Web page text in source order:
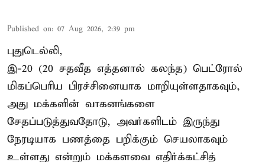
Published on: 07 Aug 2026, 2:39 pm
புதுடெல்லி,
இ-20 (20 சதவீத எத்தனால் கலந்த) பெட்ரோல்
மிகப்பெரிய பிரச்சினையாக மாறியுள்ளதாகவும்,
அது மக்களின் வாகனங்களை
சேதப்படுத்துவதோடு, அவர்களிடம் இருந்து
நேரடியாக பணத்தை பறிக்கும் செயலாகவும்
உள்ளது என்றும் மக்களவை எதிர்க்கட்சித்